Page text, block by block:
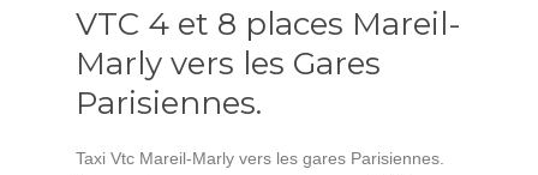
VTC 4 et 8 places Mareil-
Marly vers les Gares
Parisiennes.
Taxi Vtc Mareil-Marly vers les gares Parisiennes.